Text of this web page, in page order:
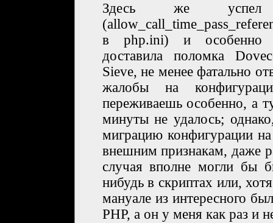
Здесь же успел
в php.ini) и особенно
доставила поломка
Sieve, не менее фатально
жалобы на
переживаешь особенно, а
минуты не удалось;
миграцию конфигурации
внешним признакам, даже
случая вполне могли бы
нибудь в скриптах или,
мануале из интересного
PHP, а он у меня как раз и